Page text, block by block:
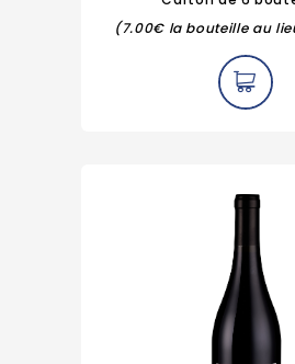
(7.00€ la bouteille au